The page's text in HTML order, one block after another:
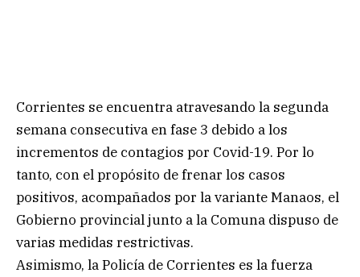
Corrientes se encuentra atravesando la segunda
semana consecutiva en fase 3 debido a los
incrementos de contagios por Covid-19. Por lo
tanto, con el propósito de frenar los casos
positivos, acompañados por la variante Manaos, el
Gobierno provincial junto a la Comuna dispuso de
varias medidas restrictivas.
Asimismo, la Policía de Corrientes es la fuerza